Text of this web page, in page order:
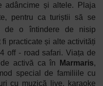
adâncime și altele.
Plaja
pentru ca turiștii să se
de o întindere de nisip
fi practicate și alte activități
off - road safari. Viața de
activă ca în
Marmaris,
special de familiile cu
cu muzică live, karaoke